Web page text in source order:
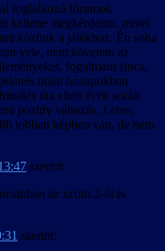
foglalkozó fórumok
kellene megkérdezni, mivel
közünk a játékhoz. Én soha
vele, nem követem az
fogalmam sincs,
utáni hónapokban
óta eltelt évek során
pozitív változás. Lehet,
jobban képben van, de nem
szerint:
az xcom 2-őt is
szerint: